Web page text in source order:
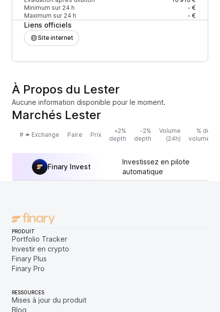
Minimum sur 24 h
- €
Maximum sur 24 h
- €
Liens officiels
Site internet
À Propos du Lester
Aucune information disponible pour le moment.
Marchés Lester
# Exchange Paire Prix
+2%
depth
-2%
depth
Volume
(24h)
% du
volume
Finary Invest
Investissez en pilote
automatique
PRODUIT
Portfolio Tracker
Investir en crypto
Finary Plus
Finary Pro
RESSOURCES
Mises à jour du produit
Blog